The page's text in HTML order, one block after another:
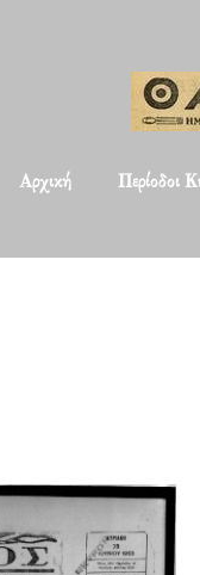
Αρχική Περίοδοι